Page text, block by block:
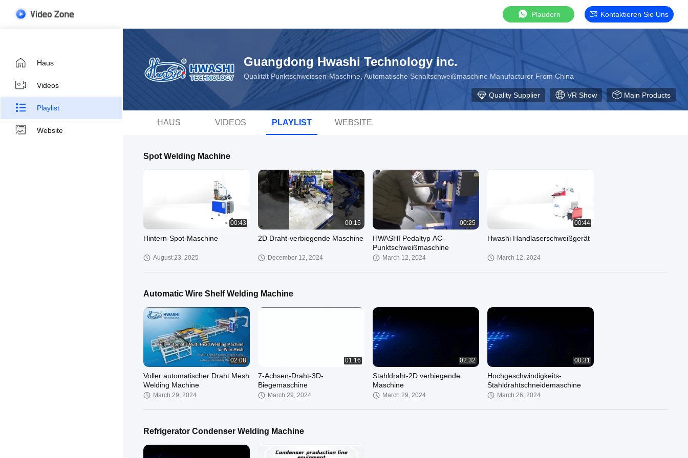
Plaudern Kontaktieren Sie Uns
Haus
Videos
Playlist
Website
Guangdong Hwashi Technology inc.
Qualität Punktschweissen-Maschine, Automatische Schaltschweißmaschine Manufacturer From China
Quality Supplier VR Show Main Products
HAUS VIDEOS PLAYLIST WEBSITE
Spot Welding Machine
00:43
Hintern-Spot-Maschine
August 23, 2025
00:15
2D Draht-verbiegende Maschine
December 12, 2024
00:25
HWASHI Pedaltyp AC-
Punktschweißmaschine
March 12, 2024
00:44
Hwashi Handlaserschweißgerät
March 12, 2024
00:30
HWASHI Mini-
Präzisionspunktschweißgerät für
Batterie
March 12, 2024
Punktschweißmaschine aus
HWASHI MF
Gleichspannschweißmaschine
Pneumatische AC-
Punktschweißmaschine
Automatic Wire Shelf Welding Machine
02:08
Voller automatischer Draht Mesh
Welding Machine
March 29, 2024
01:16
7-Achsen-Draht-3D-
Biegemaschine
March 29, 2024
02:32
Stahldraht-2D verbiegende
Maschine
March 29, 2024
00:31
Hochgeschwindigkeits-
Stahldrahtschneidemaschine
March 26, 2024
Refrigerator Condenser Welding Machine